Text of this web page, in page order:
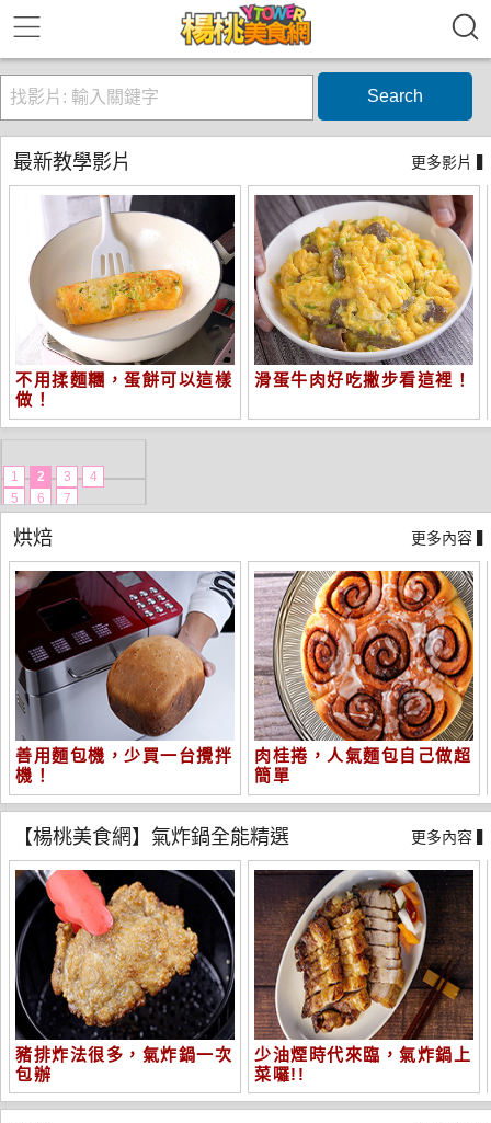
Search
最新教學影片 更多影片 ▍
不用揉麵糰，蛋餅可以這樣
做！
滑蛋牛肉好吃撇步看這裡！
1 2 3
4
5
6 7
烘焙 更多內容 ▍
善用麵包機，少買一台攪拌
機！
肉桂捲，人氣麵包自己做超
簡單
【楊桃美食網】氣炸鍋全能精選 更多內容 ▍
豬排炸法很多，氣炸鍋一次
包辦
少油煙時代來臨，氣炸鍋上
菜囉!!